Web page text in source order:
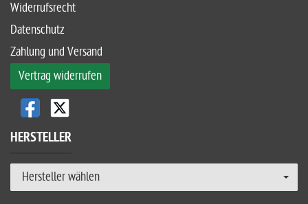
Widerrufsrecht
Datenschutz
Zahlung und Versand
Vertrag widerrufen
HERSTELLER
Hersteller wählen